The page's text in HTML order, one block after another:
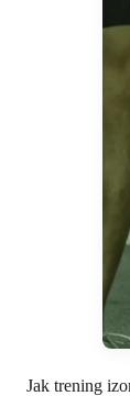
Jak trening